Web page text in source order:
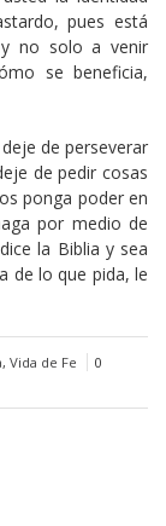
pues está
no solo a venir
se beneficia,
de perseverar
de pedir cosas
ponga poder en
por medio de
la Biblia y sea
de lo que pida, le
, Vida de Fe
0